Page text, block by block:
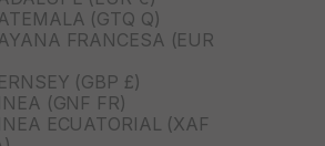
(GTQ Q)
FRANCESA (EUR
(GBP £)
(GNF FR)
ECUATORIAL (XAF